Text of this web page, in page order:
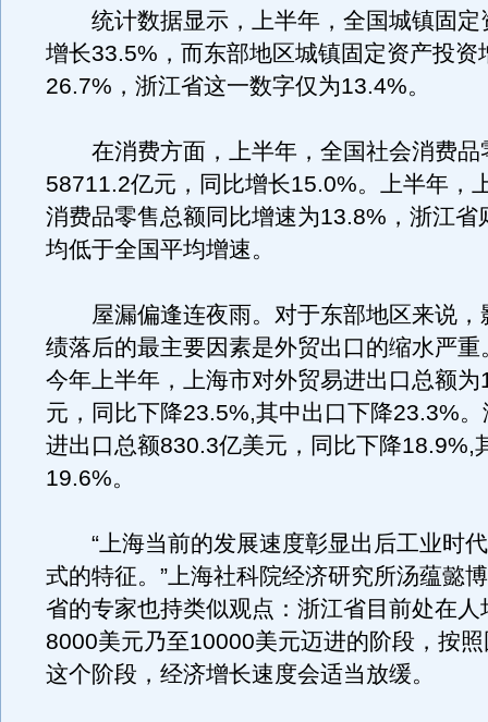
统计数据显示，上半年，全国城镇固定
增长33.5%，而东部地区城镇固定资产投资
26.7%，浙江省这一数字仅为13.4%。
在消费方面，上半年，全国社会消费品
58711.2亿元，同比增长15.0%。上半年，
消费品零售总额同比增速为13.8%，浙江省
均低于全国平均增速。
屋漏偏逢连夜雨。对于东部地区来说，
绩落后的最主要因素是外贸出口的缩水严重
今年上半年，上海市对外贸易进出口总额
元，同比下降23.5%,其中出口下降23.3%
进出口总额830.3亿美元，同比下降18.9%,
19.6%。
“上海当前的发展速度彰显出后工业时
式的特征。”上海社科院经济研究所汤蕴懿
省的专家也持类似观点：浙江省目前处在人
8000美元乃至10000美元迈进的阶段，按
这个阶段，经济增长速度会适当放缓。